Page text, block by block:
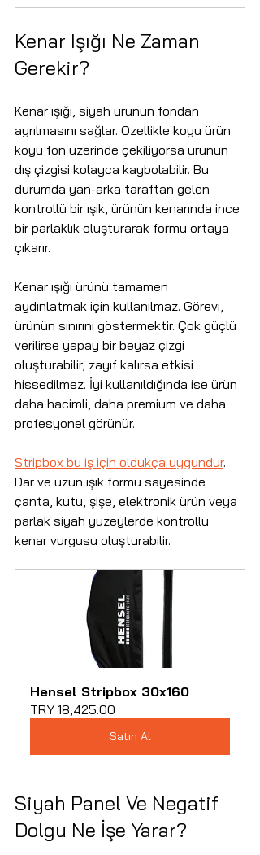
Kenar Işığı Ne Zaman
Gerekir?
Kenar ışığı, siyah ürünün fondan
ayrılmasını sağlar. Özellikle koyu ürün
koyu fon üzerinde çekiliyorsa ürünün
dış çizgisi kolayca kaybolabilir. Bu
durumda yan-arka taraftan gelen
kontrollü bir ışık, ürünün kenarında ince
bir parlaklık oluşturarak formu ortaya
çıkarır.
Kenar ışığı ürünü tamamen
aydınlatmak için kullanılmaz. Görevi,
ürünün sınırını göstermektir. Çok güçlü
verilirse yapay bir beyaz çizgi
oluşturabilir; zayıf kalırsa etkisi
hissedilmez. İyi kullanıldığında ise ürün
daha hacimli, daha premium ve daha
profesyonel görünür.
Stripbox bu iş için oldukça uygundur.
Dar ve uzun ışık formu sayesinde
çanta, kutu, şişe, elektronik ürün veya
parlak siyah yüzeylerde kontrollü
kenar vurgusu oluşturabilir.
Hensel Stripbox 30x160
TRY 18,425.00
Satın Al
Siyah Panel Ve Negatif
Dolgu Ne İşe Yarar?